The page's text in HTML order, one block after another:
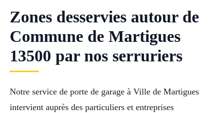
Zones desservies autour de
Commune de Martigues
13500 par nos serruriers
Notre service de porte de garage à Ville de Martigues
intervient auprès des particuliers et entreprises